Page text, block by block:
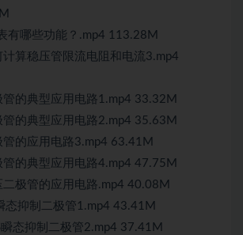
有哪些功能？.mp4 113.28M
算稳压管限流电阻和电流3.mp4
的典型应用电路1.mp4 33.32M
的典型应用电路2.mp4 35.63M
的应用电路3.mp4 63.41M
的典型应用电路4.mp4 47.75M
极管的应用电路.mp4 40.08M
态抑制二极管1.mp4 43.41M
态抑制二极管2.mp4 37.41M